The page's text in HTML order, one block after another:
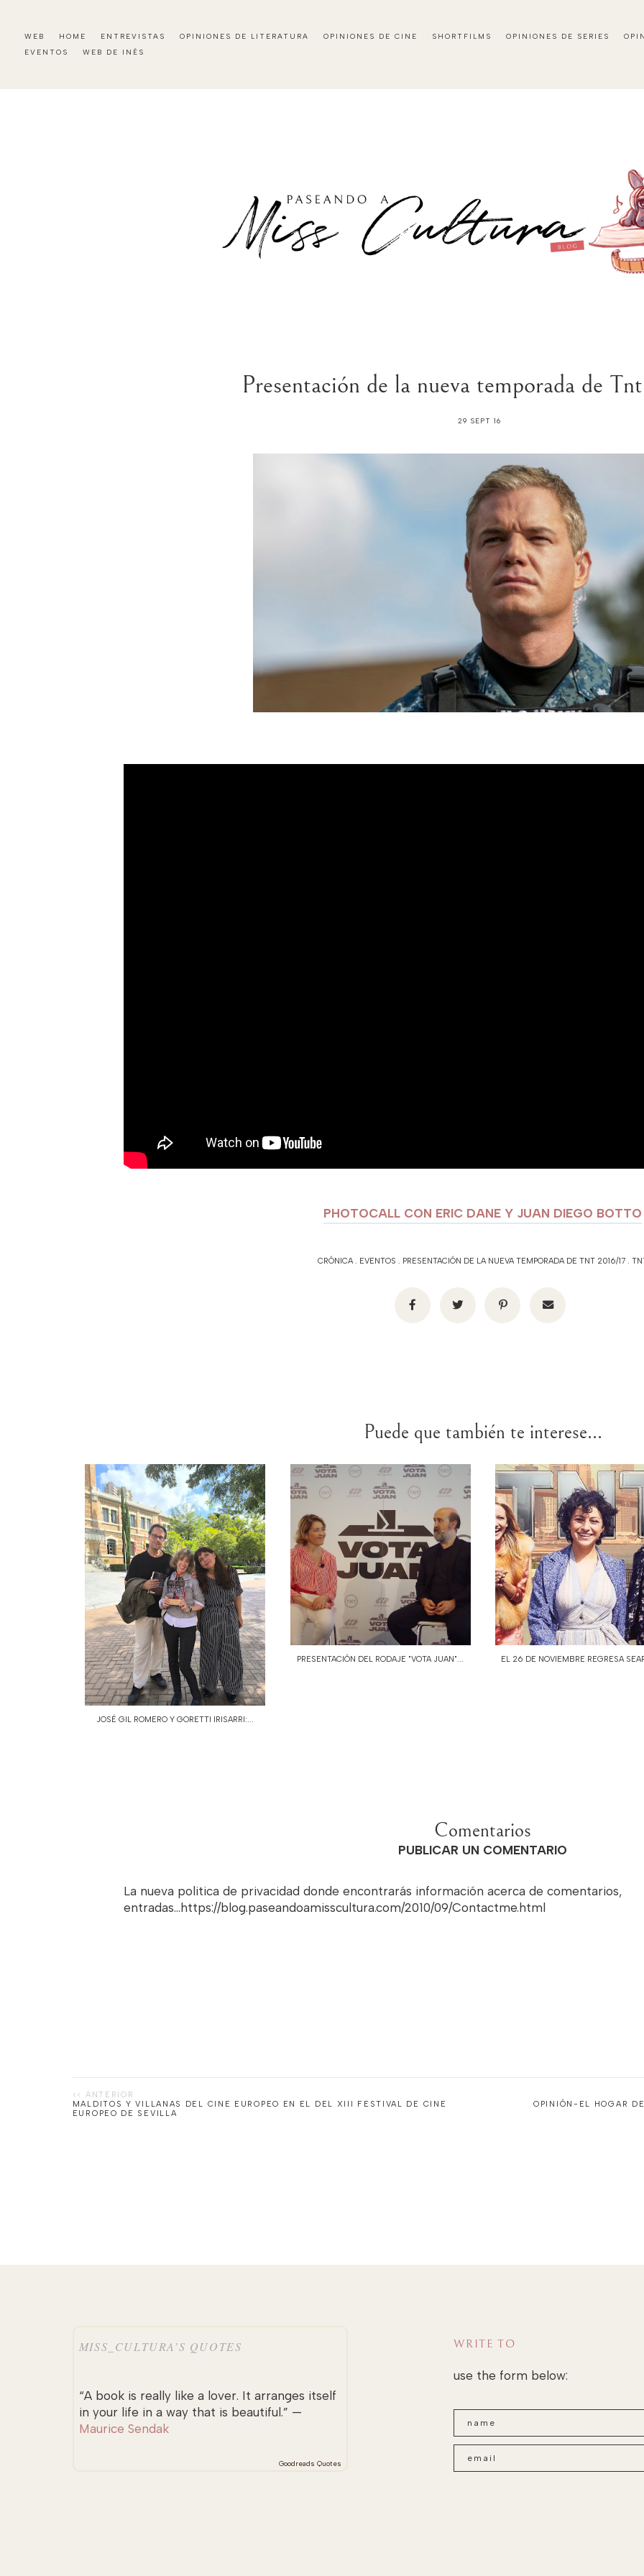
WEB HOME ENTREVISTAS OPINIONES DE LITERATURA OPINIONES DE CINE SHORTFILMS OPINIONES DE SERIES
EVENTOS
WEB DE INÉS
Presentación de la nueva temporada de
29 SEPT 16
PHOTOCALL CON ERIC DANE Y JUAN DIEGO BOTTO
CRÓNICA. EVENTOS . PRESENTACIÓN DE LA NUEVA TEMPORADA DE TNT 2016/17 .
Puede que también te interese...
JOSÉ GIL ROMERO Y GORETTI IRISARRI:...
PRESENTACIÓN DEL RODAJE "VOTA JUAN"... EL 26 DE NOVIEMBRE REGRESA
Comentarios
PUBLICAR UN COMENTARIO
La nueva politica de privacidad donde encontrarás información acerca de comentarios,
entradas...https://blog.paseandoamisscultura.com/2010/09/Contactme.html
MALDITOS Y VILLANAS DEL CINE EUROPEO EN EL DEL XIII FESTIVAL DE CINE
EUROPEO DE SEVILLA
OPINIÓN-EL HOGAR
MISS_CULTURA’S QUOTES
“A book is really like a lover. It arranges itself
in your life in a way that is beautiful.” —
Maurice Sendak
Goodreads Quotes
WRITE TO
use the form below: